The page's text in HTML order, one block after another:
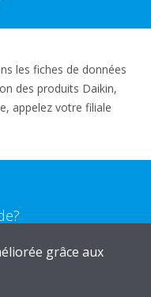
les fiches de données
des produits Daikin,
appelez votre filiale
grâce aux